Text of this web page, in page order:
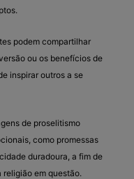
podem compartilhar
ou os benefícios de
inspirar outros a se
de proselitismo
como promessas
duradoura, a fim de
religião em questão.